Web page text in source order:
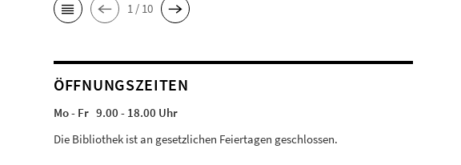
1 / 10
ÖFFNUNGSZEITEN
Mo - Fr 9.00 - 18.00 Uhr
Die Bibliothek ist an gesetzlichen Feiertagen geschlossen.